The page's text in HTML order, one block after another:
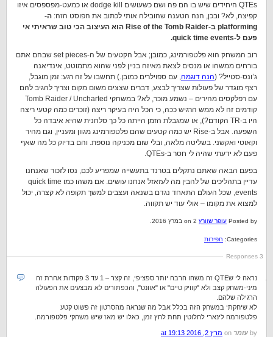
QTEs היחידים שיש בו הם פה ושם כשעושים dodge kill או כמעט-מפספסים איזו
קפיצה, לא? ובכן, הנה הטענה שהובילה אותי לכתוב את הפוסט הזה: ה-
platforming ב-Rise of the Tomb Raider הוא העיצוב הכי טוב שראיתי אי
פעם ל-quick time events.
רוב המשחק הוא פלטפורמינג, כמובן; אבל הקטעים של ה-set pieces שבהם אתם
בורחים ממשהו או מנסים לצאת מאיזה בניין לפני שהוא מתמוטט, אינדיאנה
ג’ונס-סטייל? (הנה דוגמה, עם ספוילרים כמובן.) תחשבו על זה רגע: זמן מוגבל,
רצף מוגדר של פעולות שצריך לבצע, דברים שצצים משום מקום וצריך להגיב להם
עם רפלקסים מהירים – נשמע מוכר, לא? במשחקי Tomb Raider / Uncharted
קודמים זה לא ממש הרגיש ככה, כי הכל היה בעיקר ריצה (זוכרים כמה קטעי ריצה
היו ב-TR הקודם?), או שמגבלת הזמן הייתה כל כך סלחנית שהיא איבדה כל
השפעה. אבל ב-Rise יש כמה קטעים שהם פלטפורמינג מגוון ומעניין, וגם מהיר
וקאוטי ואקשני. בשליטה מלאה, ובלי שום מכניקה נוספת. והם בדיוק כל מה שאף
פעם לא ידעתי שהיה לי חסר ב-QTEs.
בפעם הבאה שאתם נתקלים בטרנד בתעשייה שמפריע לכם, נסו לזכור שאנחנו
עדיין בתהליכים של להבין מה לעזאזל אנחנו עושים. אם משהו כמו quick time
events, שכל העולם התאחד נגדם בשנאה ועצבים למשך תקופה לא קצרה, יכול
למצוא את מקומו – אולי עוד יש תקווה.
Posted by עופר שוורץ
Categories: חפירות
3 Responses
נראה לי שQTE זה משהו הרבה יותר ספציפי, זה קצר – 1 עד 3 פקודות אחרת זה
מיני-משחק קצב ולא "קוויק טיים" או "אוונט", והכפתורים לא מבצעים את הפעולה
הרגילה שלהם.
לא שיחקתי במשחק הזה בכלל אבל מה שנראה מהסרטון זה פשוט קטע
פלטפורמה לינארי לחלוטין תחת לחץ זמן, כאלו יש מאז שיש משחקי פלטפורמה.
by עומר מרץ 2, 2016 at 19:13